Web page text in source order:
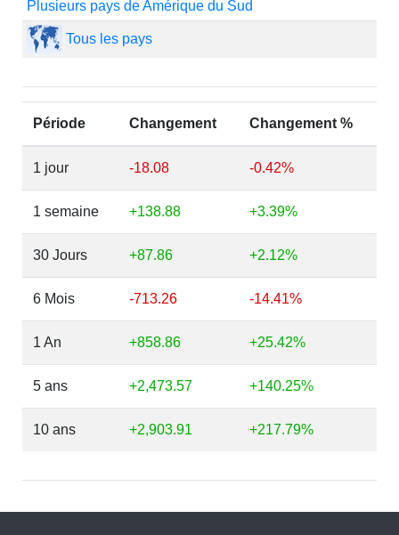
Plusieurs pays de Amérique du Sud
Tous les pays
Période Changement Changement %
1 jour -18.08 -0.42%
1 semaine +138.88 +3.39%
30 Jours +87.86 +2.12%
6 Mois -713.26 -14.41%
1 An +858.86 +25.42%
5 ans +2,473.57 +140.25%
10 ans +2,903.91 +217.79%